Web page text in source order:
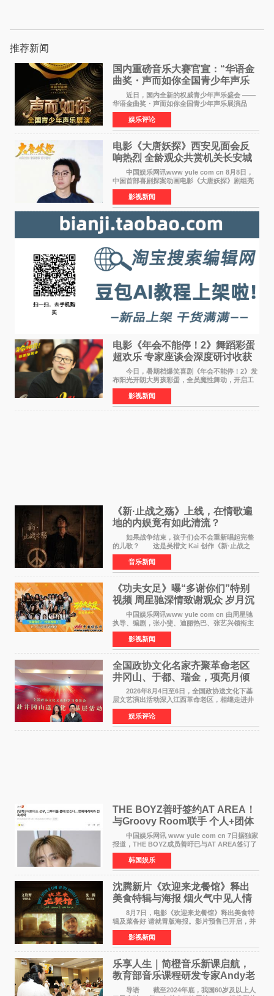
推荐新闻
国内重磅音乐大赛官宣：“华语金
曲奖・声而如你全国青少年声乐
展演” 正式启幕，阿沁出任明星总
评审
近日，国内全新的权威青少年声乐盛会 ——
华语金曲奖・声而如你全国青少年声乐展演品
牌，在湖南长沙隆重举行官宣，国内又一高规格
青少年声乐赛事全面启航。 本赛事由寰宇声
扬联合华语金曲
娱乐评论
电影《大唐妖探》西安见面会反
响热烈 全龄观众共赏机关长安城
中国娱乐网讯www yule com cn 8月8日，
中国首部喜剧探案动画电影《大唐妖探》剧组亮
相西安，举办线下见面会活动。导演程腾、联合
导演黄珉、总制片人曹紫建、制片人李莹莹、领
衔声音出演雷淞然
影视新闻
电影《年会不能停！2》舞蹈彩蛋
超欢乐 专家座谈会深度研讨收获
满满
今日，暑期档爆笑喜剧《年会不能停！2》发
布阳光开朗大男孩彩蛋，全员魔性舞动，开启工
位狂欢模式。影片于昨日同步举办专家座谈会，
导演董润年、总制片人应萝佳出席现场，与一众
业内、学界专家
影视新闻
《新·止战之殇》上线，在情歌遍
地的内娱竟有如此清流？
如果战争结束，孩子们会不会重新唱起完整
的儿歌？ 这是吴楷文 Kai 创作《新·止战之
殇》时最初的想法。 从伊朗相关冲突引发的
地区局势，到世界各地仍在发生的动荡与不安，
战争从来不只
音乐新闻
《功夫女足》曝“多谢你们”特别
视频 周星驰深情致谢观众 岁月沉
淀不灭初心
中国娱乐网讯www yule com cn 由周星驰
执导、编剧，张小斐、迪丽热巴、张艺兴领衔主
演，刘嘉玲、佐藤健特别出演，艾米、雪野、蔡
思贝、胡予安、倪好特别介绍的喜剧电影《功夫
女足》释出多谢你
影视新闻
全国政协文化名家齐聚革命老区
井冈山、于都、瑞金，项亮月倾
情献唱《桃花谣》致敬红色沃土
2026年8月4日至6日，全国政协送文化下基
层文艺演出活动深入江西革命老区，相继走进井
冈山、于都长征出发地、瑞金三地。由全国政协
文化文史和学习委员会副主任、甘肃省政协原主
席欧阳坚率团，一
娱乐评论
THE BOYZ善旴签约AT AREA！
与Groovy Room联手 个人+团体
活动并行
中国娱乐网讯 www yule com cn 7日据独家
报道，THE BOYZ成员善旴已与AT AREA签订了
专属合约。AT AREA是由知名制作人组合
Groovy Room创立的hip-hop厂牌，旗下拥有多
位实力派音乐人，在韩
韩国娱乐
沈腾新片《欢迎来龙餐馆》释出
美食特辑与海报 烟火气中见人情
温暖
8月7日，电影《欢迎来龙餐馆》释出美食特
辑及菜备好 请就胃版海报。影片预售已开启，并
将于8月8日至10日14:00-21:00举行全国超前点
映。电影《欢迎来龙餐馆》作为战争美食喜剧大
片，讲述了中国
影视新闻
乐享人生｜简橙音乐新课启航，
教育部音乐课程研发专家Andy老
师重磅入驻领航银龄琴声
导语 截至2024年底，我国60岁及以上人